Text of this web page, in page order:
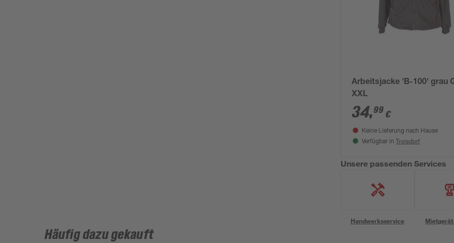
Arbeitsjacke 'B-100' grau
XXL
34,99 €
Keine Lieferung nach Hause
Verfügbar in Troisdorf
Unsere passenden Services
Handwerksservice
Häufig dazu gekauft